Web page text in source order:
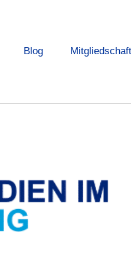
Blog Mitgliedschaft